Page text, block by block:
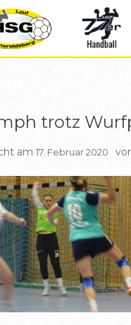
UMSCHALTEN
BERICHTE
trotz
am 17. Februar 2020